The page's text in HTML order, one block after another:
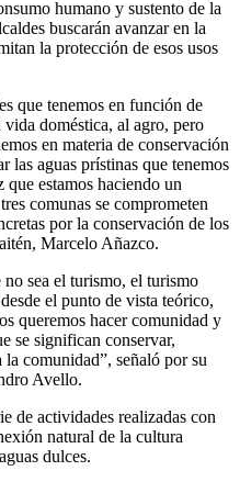
humano y sustento de la
buscarán avanzar en la
la protección de esos usos
que tenemos en función de
doméstica, al agro, pero
en materia de conservación
las aguas prístinas que tenemos
estamos haciendo un
comunas se comprometen
por la conservación de los
Marcelo Añazco.
sea el turismo, el turismo
el punto de vista teórico,
queremos hacer comunidad y
se significan conservar,
comunidad”, señaló por su
Avello.
de actividades realizadas con
natural de la cultura
dulces.